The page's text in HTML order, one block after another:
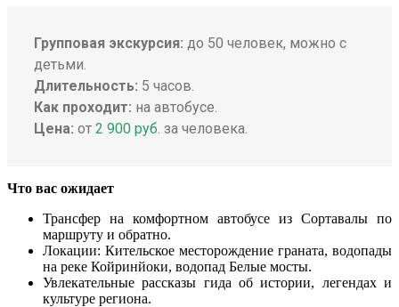
Групповая экскурсия: до 50 человек, можно с
детьми.
Длительность: 5 часов.
Как проходит: на автобусе.
Цена: от 2 900 руб. за человека.
Что вас ожидает
Трансфер на комфортном автобусе из Сортавалы по
маршруту и обратно.
Локации: Кительское месторождение граната, водопады
на реке Койринйоки, водопад Белые мосты.
Увлекательные рассказы гида об истории, легендах и
культуре региона.